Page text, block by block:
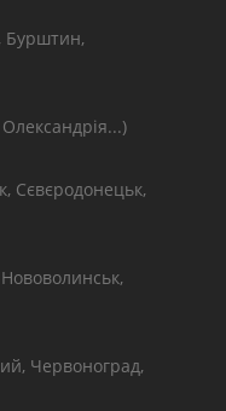
Бурштин,
Сєвєродонецьк,
Червоноград,